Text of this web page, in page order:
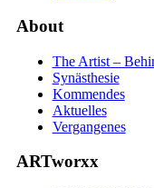
About
The Artist –
Synästhesie
Kommendes
Aktuelles
Vergangenes
ARTworxx